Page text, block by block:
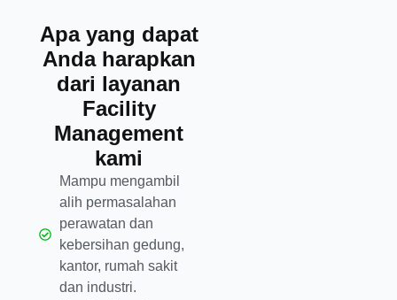
Apa yang dapat
Anda harapkan
dari layanan
Facility
Management
kami
Mampu mengambil
alih permasalahan
perawatan dan
kebersihan gedung,
kantor, rumah sakit
dan industri.​